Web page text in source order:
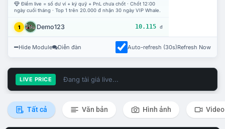
Điểm live = số dư ví + ký quỹ + PnL chưa chốt · Chốt 12:00
ngày cuối tháng · Top 1 trên 20.000 đ nhận 30 ngày VIP Whale.
1 Demo123 10.115 đ
Hide Module Diễn đàn Auto-refresh (30s)Refresh Now
LIVE PRICE Đang tải giá live...
Tất cả Văn bản Hình ảnh Video